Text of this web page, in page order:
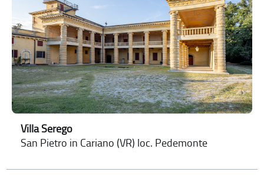
Villa Serego
San Pietro in Cariano (VR) loc. Pedemonte